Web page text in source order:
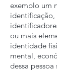
exemplo um
ou mais
identidade
mental,
dessa pessoa